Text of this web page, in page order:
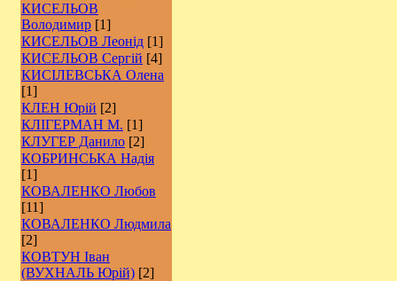
КИСЕЛЬОВ
Володимир [1]
КИСЕЛЬОВ Леонід [1]
КИСЕЛЬОВ Сергій [4]
КИСІЛЕВСЬКА Олена
[1]
КЛЕН Юрій [2]
КЛІГЕРМАН М. [1]
КЛУГЕР Данило [2]
КОБРИНСЬКА Надія
[1]
КОВАЛЕНКО Любов
[11]
КОВАЛЕНКО Людмила
[2]
КОВТУН Іван
(ВУХНАЛЬ Юрій) [2]